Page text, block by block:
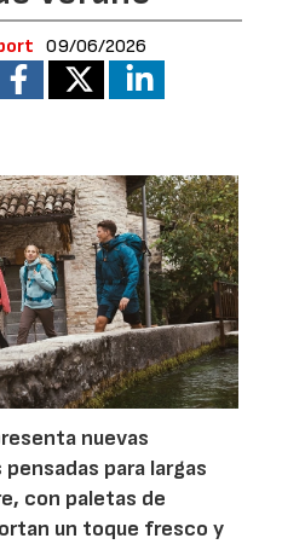
09/06/2026
nuevas
para largas
con paletas de
un toque fresco y